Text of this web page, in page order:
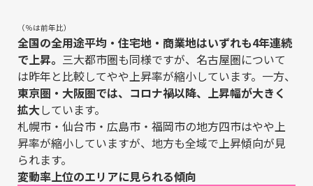
（％は前年比）
全国の全用途平均・住宅地・商業地はいずれも4年連続
で上昇。 三大都市圏も同様ですが、名古屋圏について
は昨年と比較してやや上昇率が縮小しています。一方、
東京圏・大阪圏では、コロナ禍以降、上昇幅が大きく
拡大しています。
札幌市・仙台市・広島市・福岡市の地方四市はやや上
昇率が縮小していますが、地方も全域で上昇傾向が見
られます。
変動率上位のエリアに見られる傾向